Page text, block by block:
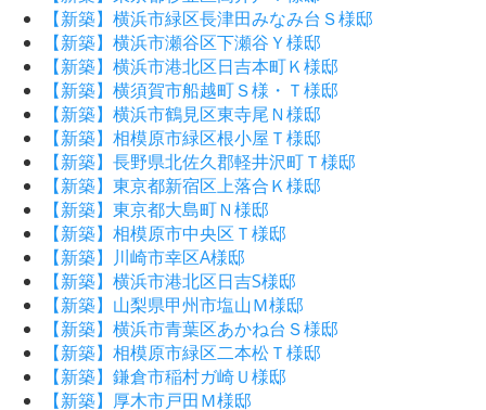
【新築】横浜市緑区長津田みなみ台Ｓ様邸
【新築】横浜市瀬谷区下瀬谷Ｙ様邸
【新築】横浜市港北区日吉本町Ｋ様邸
【新築】横須賀市船越町Ｓ様・Ｔ様邸
【新築】横浜市鶴見区東寺尾Ｎ様邸
【新築】相模原市緑区根小屋Ｔ様邸
【新築】長野県北佐久郡軽井沢町Ｔ様邸
【新築】東京都新宿区上落合Ｋ様邸
【新築】東京都大島町Ｎ様邸
【新築】相模原市中央区Ｔ様邸
【新築】川崎市幸区A様邸
【新築】横浜市港北区日吉S様邸
【新築】山梨県甲州市塩山Ｍ様邸
【新築】横浜市青葉区あかね台Ｓ様邸
【新築】相模原市緑区二本松Ｔ様邸
【新築】鎌倉市稲村ガ崎Ｕ様邸
【新築】厚木市戸田Ｍ様邸